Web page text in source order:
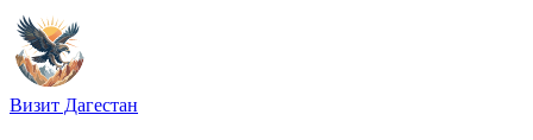
Визит Дагестан